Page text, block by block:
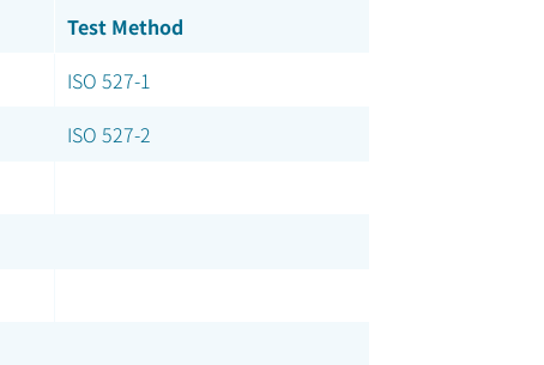
Test Method
ISO 527-1
ISO 527-2